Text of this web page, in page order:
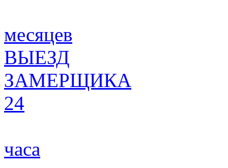
месяцев
ВЫЕЗД
ЗАМЕРЩИКА
24
часа